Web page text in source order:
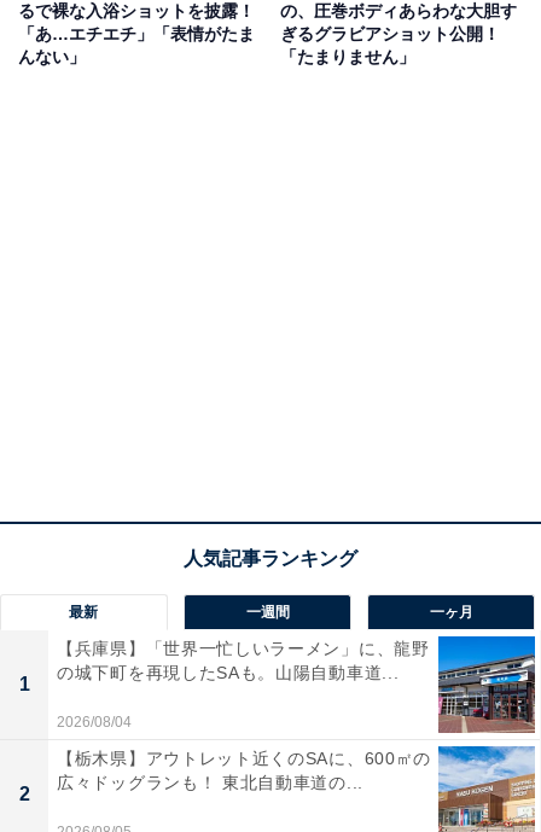
るで裸な入浴ショットを披露！
「あ…エチエチ」「表情がたま
んない」
の、圧巻ボディあらわな大胆す
ぎるグラビアショット公開！
「たまりません」
最新 一週間 一ヶ月
1
【兵庫県】「世界一忙しいラーメン」に、龍野
の城下町を再現したSAも。山陽自動車道...
2026/08/04
2
【栃木県】アウトレット近くのSAに、600㎡の
広々ドッグランも！ 東北自動車道の...